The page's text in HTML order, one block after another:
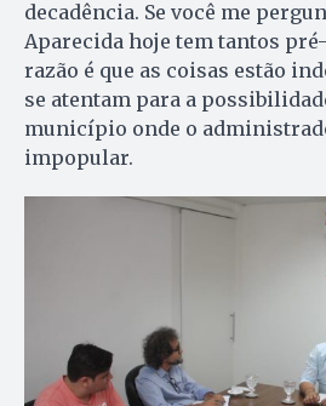
decadência. Se você me
Aparecida hoje tem tantos pré-
razão é que as coisas estão
se atentam para a
município onde o
impopular.